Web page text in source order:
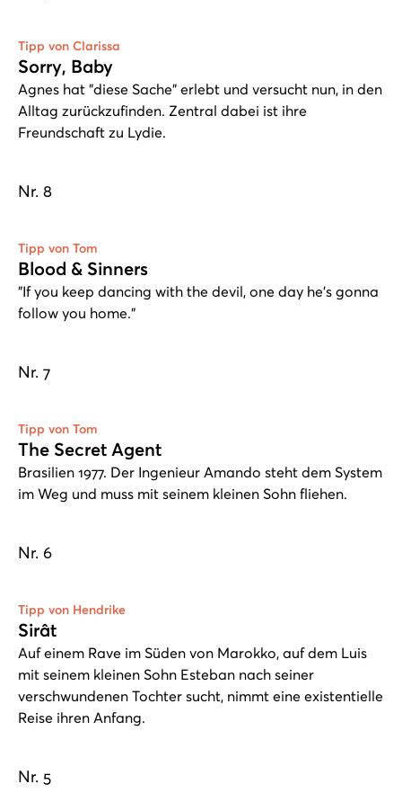
Tipp von Clarissa
Sorry, Baby
Agnes hat "diese Sache" erlebt und versucht nun, in den
Alltag zurückzufinden. Zentral dabei ist ihre
Freundschaft zu Lydie.
Nr. 8
Tipp von Tom
Blood & Sinners
"If you keep dancing with the devil, one day he's gonna
follow you home."
Nr. 7
Tipp von Tom
The Secret Agent
Brasilien 1977. Der Ingenieur Amando steht dem System
im Weg und muss mit seinem kleinen Sohn fliehen.
Nr. 6
Tipp von Hendrike
Sirât
Auf einem Rave im Süden von Marokko, auf dem Luis
mit seinem kleinen Sohn Esteban nach seiner
verschwundenen Tochter sucht, nimmt eine existentielle
Reise ihren Anfang.
Nr. 5